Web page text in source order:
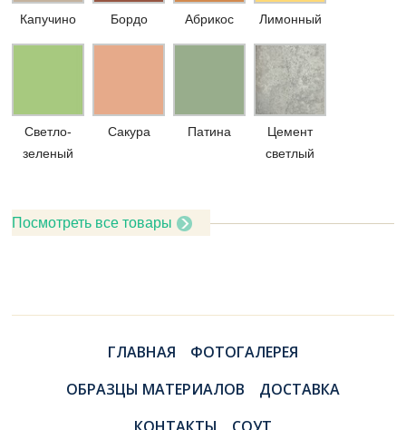
Капучино Бордо Абрикос Лимонный
Светло-
зеленый
Сакура Патина
Цемент
светлый
Посмотреть все товары
ГЛАВНАЯ
ФОТОГАЛЕРЕЯ
ОБРАЗЦЫ МАТЕРИАЛОВ
ДОСТАВКА